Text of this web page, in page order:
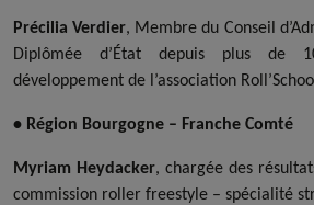
Précilia Verdier, Membre du Conseil
Diplômée d’État depuis plus de
développement de l’association
• Région Bourgogne – Franche Comté
Myriam Heydacker, chargée des
commission roller freestyle – spécialité